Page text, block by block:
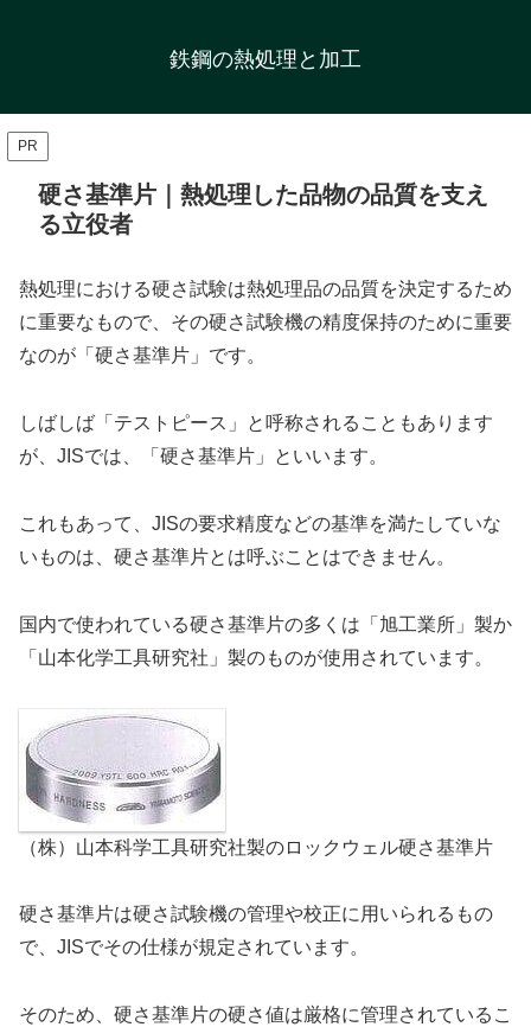
鉄鋼の熱処理と加工
PR
硬さ基準片｜熱処理した品物の品質を支え
る立役者
熱処理における硬さ試験は熱処理品の品質を決定するため
に重要なもので、その硬さ試験機の精度保持のために重要
なのが「硬さ基準片」です。
しばしば「テストピース」と呼称されることもあります
が、JISでは、「硬さ基準片」といいます。
これもあって、JISの要求精度などの基準を満たしていな
いものは、硬さ基準片とは呼ぶことはできません。
国内で使われている硬さ基準片の多くは「旭工業所」製か
「山本化学工具研究社」製のものが使用されています。
（株）山本科学工具研究社製のロックウェル硬さ基準片
硬さ基準片は硬さ試験機の管理や校正に用いられるもの
で、JISでその仕様が規定されています。
そのため、硬さ基準片の硬さ値は厳格に管理されているこ